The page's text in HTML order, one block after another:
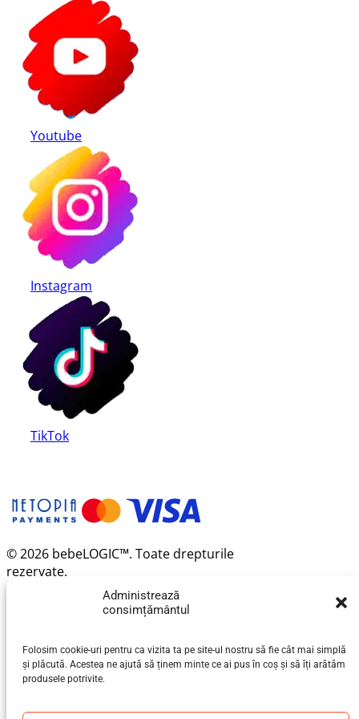
Administrează
consimțământul
Folosim cookie-uri pentru ca vizita ta pe site-ul nostru să fie cât mai simplă
și plăcută. Acestea ne ajută să ținem minte ce ai pus în coș și să îți arătăm
produsele potrivite.
Youtube
Instagram
TikTok
© 2026 bebeLOGIC™. Toate drepturile
rezervate.